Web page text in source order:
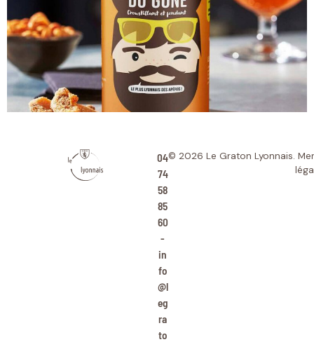
04
74
58
85
60
-
in
fo
@l
eg
ra
to
© 2026 Le Graton Lyonnais.